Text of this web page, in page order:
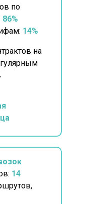
по
86%
14%
14
на